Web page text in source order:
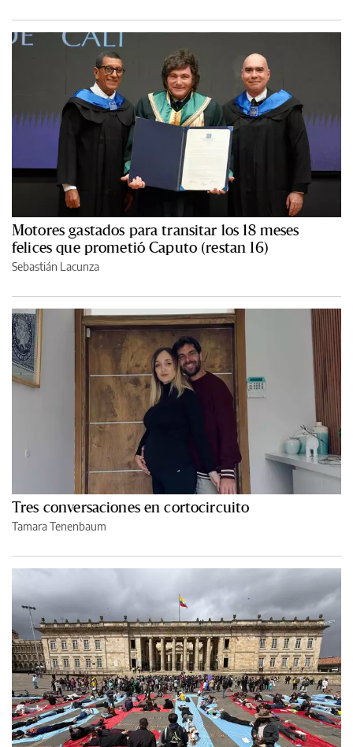
Motores gastados para transitar los 18 meses
felices que prometió Caputo (restan 16)
Sebastián Lacunza
Tres conversaciones en cortocircuito
Tamara Tenenbaum